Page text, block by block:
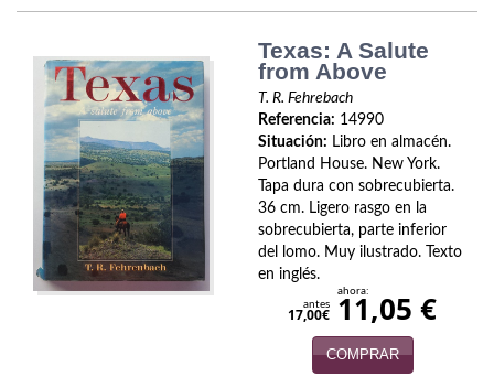
Literatura fantástica
Literatura hispanoamericana
Local
Mafia y espionaje
Matemáticas
Medicina
Texas: A Salute
from Above
T. R. Fehrebach
Referencia: 14990
Situación: Libro en almacén.
Portland House. New York.
Tapa dura con sobrecubierta.
36 cm. Ligero rasgo en la
sobrecubierta, parte inferior
del lomo. Muy ilustrado. Texto
en inglés.
antes
17,00€
ahora:
11,05 €
COMPRAR